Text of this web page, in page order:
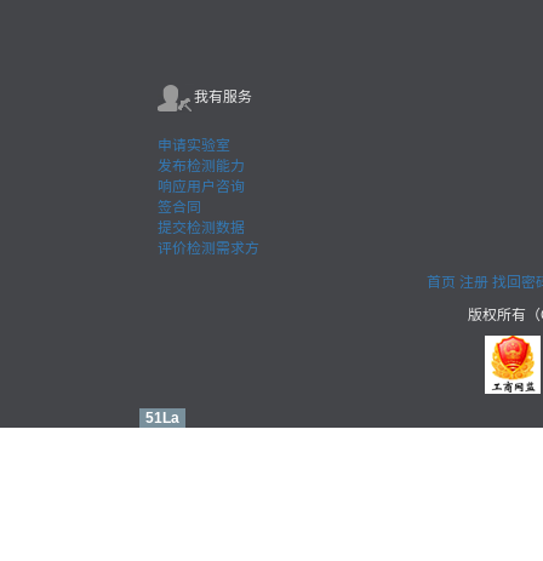
我有服务
申请实验室
发布检测能力
响应用户咨询
签合同
提交检测数据
评价检测需求方
首页 注册找回密
版权所有
51La